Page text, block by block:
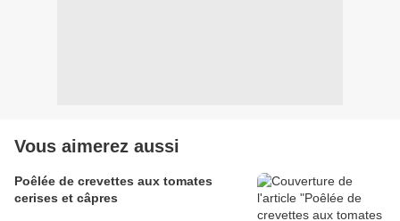
Vous aimerez aussi
Poêlée de crevettes aux tomates
cerises et câpres